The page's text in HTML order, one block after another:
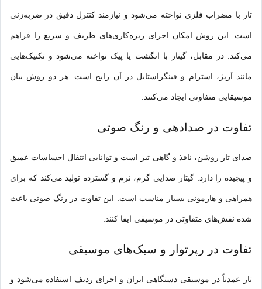
تار با مضراب فلزی نواخته می‌شود و نیازمند کنترل دقیق در ضربه‌زنی
است. این روش امکان اجرای ریزه‌کاری‌های ظریف و سریع را فراهم
می‌کند. در مقابل، گیتار با انگشت یا پیک نواخته می‌شود و تکنیک‌هایی
مانند آرپژ، استرام و فینگراستایل در آن رایج است. هر دو روش بیان
موسیقایی متفاوتی ایجاد می‌کنند.
تفاوت در صدادهی و رنگ صوتی
صدای تار روشن، نافذ و گاهی تیز است و توانایی انتقال احساسات عمیق
و پیچیده را دارد. گیتار صدایی گرم، نرم و گسترده تولید می‌کند که برای
همراهی و هارمونی بسیار مناسب است. این تفاوت در رنگ صوتی باعث
شده نقش‌های متفاوتی در موسیقی ایفا کنند.
تفاوت در رپرتوار و سبک‌های موسیقی
تار عمدتاً در موسیقی دستگاهی ایران و اجرای ردیف استفاده می‌شود و